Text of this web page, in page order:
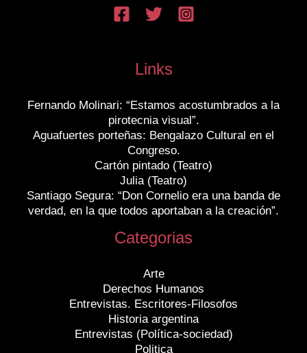
Links
Fernando Molinari: “Estamos acostumbrados a la
pirotecnia visual”.
Aguafuertes porteñas: Bengalazo Cultural en el
Congreso.
Cartón pintado (Teatro)
Julia (Teatro)
Santiago Segura: “Don Cornelio era una banda de
verdad, en la que todos aportaban a la creación”.
Categorias
Arte
Derechos Humanos
Entrevistas. Escritores-Filosofos
Historia argentina
Entrevistas (Política-sociedad)
Politica